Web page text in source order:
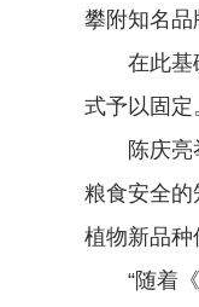
攀附知名品
在此基础
式予以固定
陈庆亮举
粮食安全
植物新品
“随着《